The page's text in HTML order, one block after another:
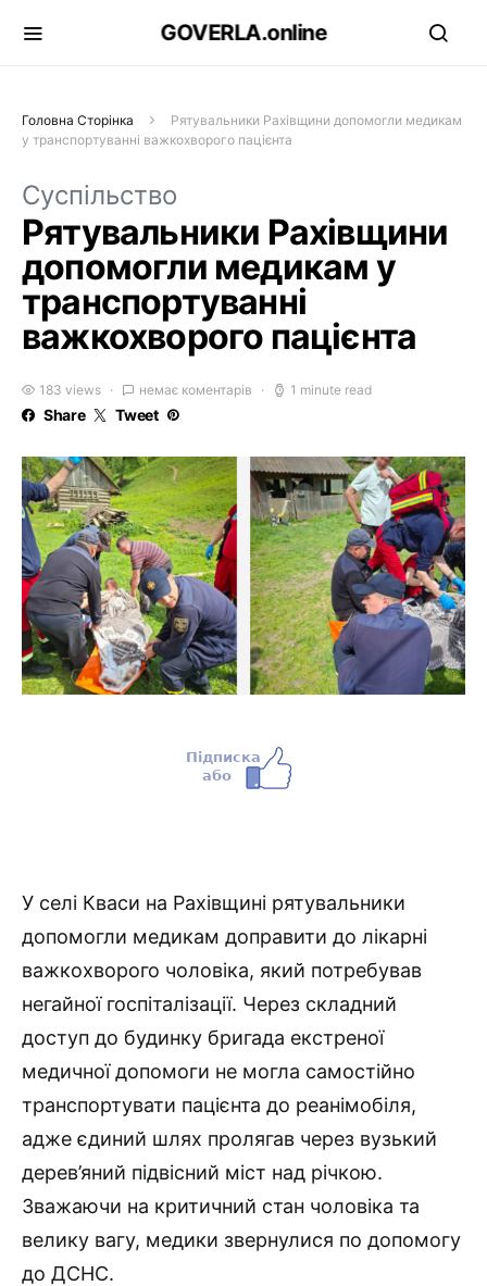
GOVERLA.online
Головна Сторінка
Рятувальники Рахівщини допомогли медикам
у транспортуванні важкохворого пацієнта
Суспільство
Рятувальники Рахівщини
допомогли медикам у
транспортуванні
важкохворого пацієнта
183 views немає коментарів 1 minute read
Share Tweet
У селі Кваси на Рахівщині рятувальники
допомогли медикам доправити до лікарні
важкохворого чоловіка, який потребував
негайної госпіталізації. Через складний
доступ до будинку бригада екстреної
медичної допомоги не могла самостійно
транспортувати пацієнта до реанімобіля,
адже єдиний шлях пролягав через вузький
дерев’яний підвісний міст над річкою.
Зважаючи на критичний стан чоловіка та
велику вагу, медики звернулися по допомогу
до ДСНС.